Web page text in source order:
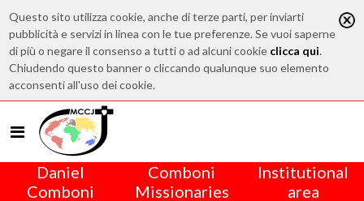
Questo sito utilizza cookie, anche di terze parti, per inviarti
pubblicità e servizi in linea con le tue preferenze. Se vuoi saperne
di più o negare il consenso a tutti o ad alcuni cookie clicca qui.
Chiudendo questo banner o cliccando qualunque suo elemento
acconsenti all'uso dei cookie.
Daniel
Comboni
Comboni
Missionaries
Institutional
area